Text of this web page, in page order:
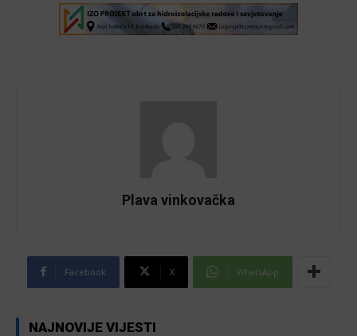
Plava vinkovačka
Facebook X WhatsApp
NAJNOVIJE VIJESTI